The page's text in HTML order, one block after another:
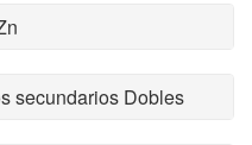
secundarios Dobles